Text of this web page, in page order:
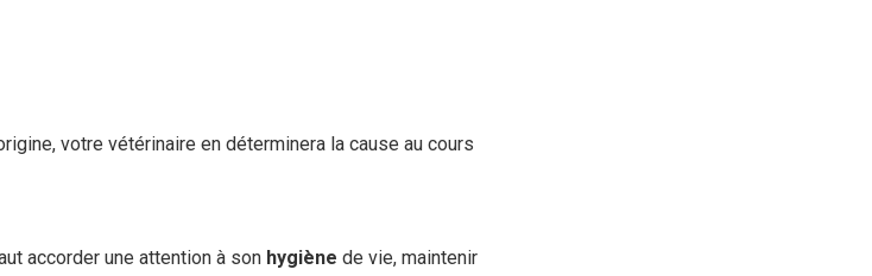
votre vétérinaire en déterminera la cause au cours
accorder une attention à son hygiène de vie, maintenir